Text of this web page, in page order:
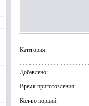
Категория:
Добавлено:
Время приготовления:
Кол-во порций: